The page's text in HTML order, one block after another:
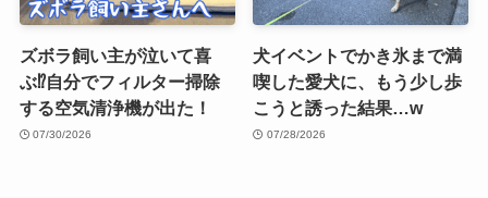
ズボラ飼い主が泣いて喜
ぶ⁉︎自分でフィルター掃除
する空気清浄機が出た！
07/30/2026
犬イベントでかき氷まで満
喫した愛犬に、もう少し歩
こうと誘った結果…w
07/28/2026